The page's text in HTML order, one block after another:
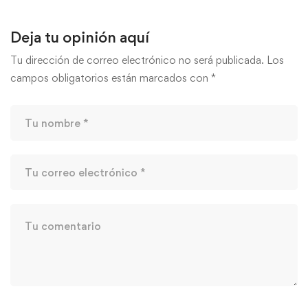
Deja tu opinión aquí
Tu dirección de correo electrónico no será publicada. Los
campos obligatorios están marcados con *